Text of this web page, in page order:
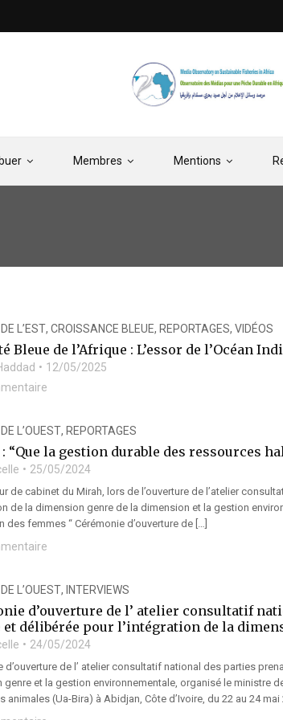
Membres Mentions
L’EST, CROISSANCE BLEUE, REPORTAGES, VIDÉOS
Bleue de l’Afrique : L’essor de l’Océan
12/05/2025
L’OUEST, REPORTAGES
“Que la gestion durable des ressources
25/05/2024
de cabinet du Mirah, lors de l’ouverture de l’atelier
de la dimension genre de la dimension et la gestion
des femmes “ Cérémonie d’ouverture de […]
L’OUEST, INTERVIEWS
d’ouverture de l’ atelier consultatif
et délibérée pour l’intégration de la
24/05/2024
d’ouverture de l’ atelier consultatif national des parties
genre et la gestion environnementale, organisé le ministre
animales (Ua-Bira) à Abidjan, Côte d’Ivoire, du 22 au 24 mai